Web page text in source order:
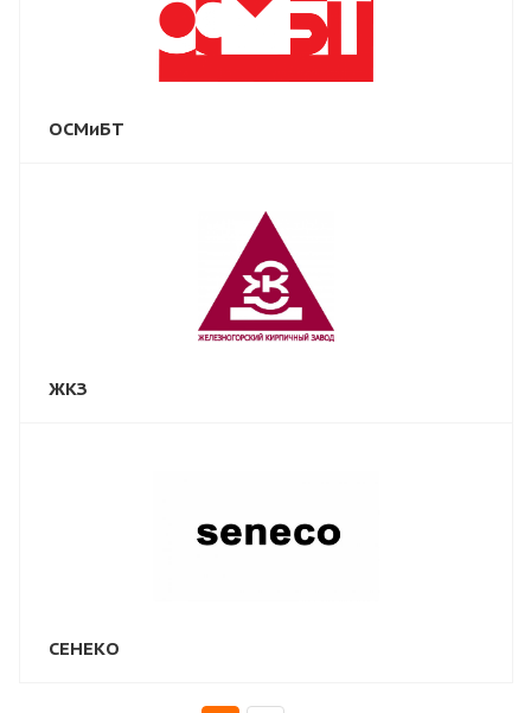
ОСМиБТ
ЖКЗ
СЕНЕКО